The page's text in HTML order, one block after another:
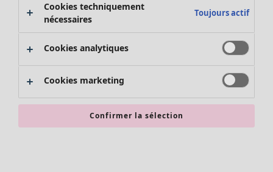
Promos SOLDES
Les promos de Gudrun Sjödén
Nouvel arrivage
Bonnes affaires en soldes - jusqu'à -70
Cookies techniquement
nécessaires
Toujours actif
Cookies analytiques
Cookies marketing
Confirmer la sélection